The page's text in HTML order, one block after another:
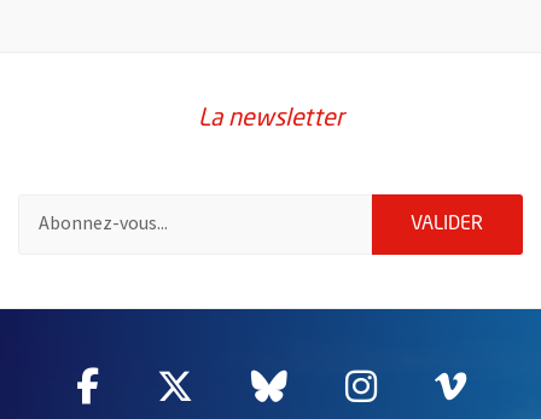
La newsletter
VALIDER
Facebook
, Ouvre une nouvelle fenêtre
Twitter
, Ouvre une nouvelle
Bluesky
, Ouvre une
Instagram
, Ouvre
,